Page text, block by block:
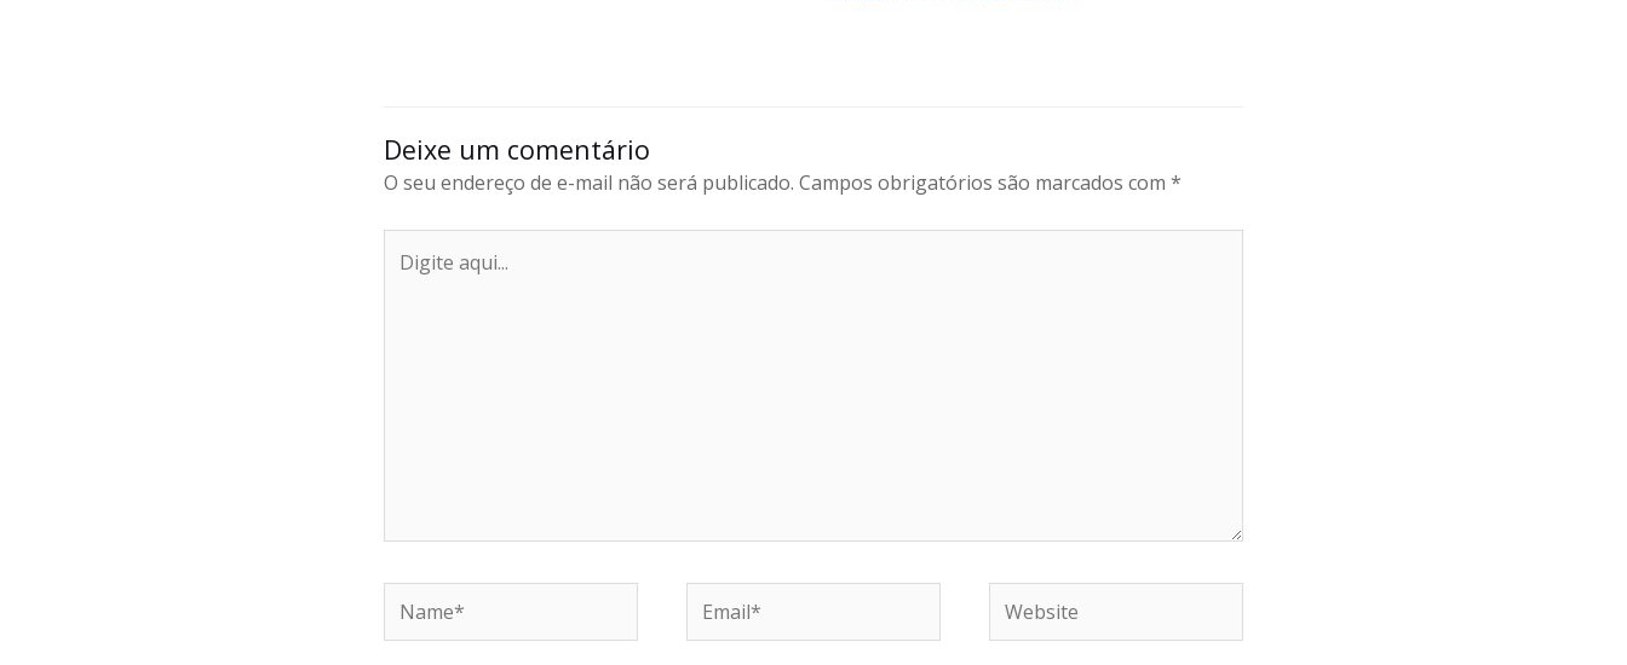
Deixe um comentário
O seu endereço de e-mail não será publicado. Campos obrigatórios são marcados com *
aqui...
Name* Email* Website